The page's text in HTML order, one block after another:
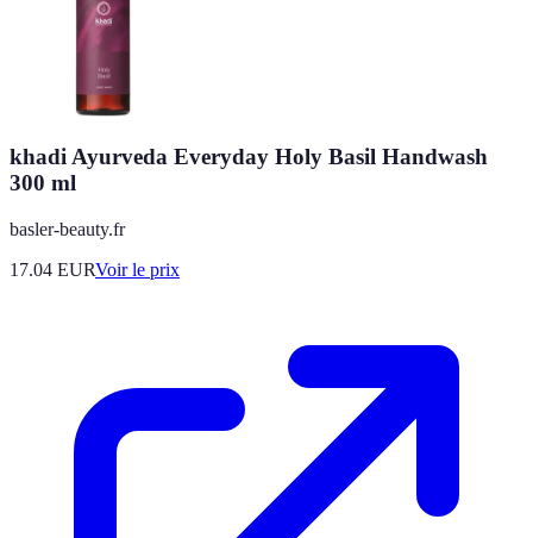
khadi Ayurveda Everyday Holy Basil Handwash
300 ml
basler-beauty.fr
17.04 EURVoir le prix